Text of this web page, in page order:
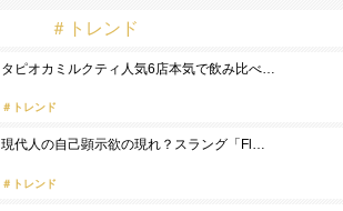
＃トレンド
タピオカミルクティ人気6店本気で飲み比べ…
トレンド
現代人の自己顕示欲の現れ？スラング「Fl…
トレンド